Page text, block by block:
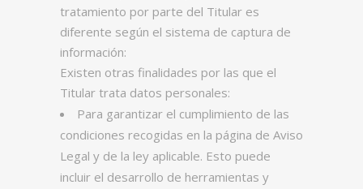
tratamiento por parte del Titular es
diferente según el sistema de captura de
información:
Existen otras finalidades por las que el
Titular trata datos personales:
Para garantizar el cumplimiento de las
condiciones recogidas en la página de Aviso
Legal y de la ley aplicable. Esto puede
incluir el desarrollo de herramientas y